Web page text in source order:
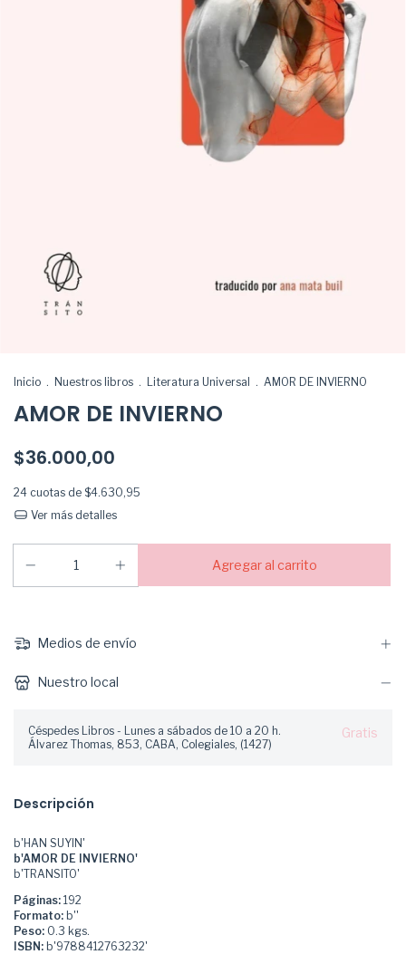
Inicio . Nuestros libros . Literatura Universal . AMOR DE INVIERNO
AMOR DE INVIERNO
$36.000,00
24 cuotas de $4.630,95
Ver más detalles
Medios de envío
Nuestro local
Céspedes Libros - Lunes a sábados de 10 a 20 h.
Álvarez Thomas, 853, CABA, Colegiales, (1427)
Gratis
Descripción
b'HAN SUYIN'
b'AMOR DE INVIERNO'
b'TRANSITO'
Páginas: 192
Formato: b''
Peso: 0.3 kgs.
ISBN: b'9788412763232'